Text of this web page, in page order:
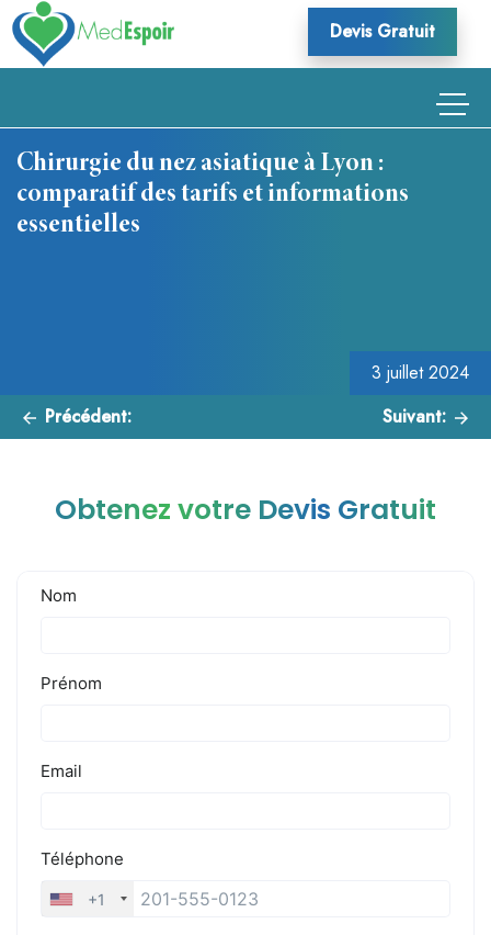
Skip
to
content
Devis Gratuit
Chirurgie du nez asiatique à Lyon :
comparatif des tarifs et informations
essentielles
3 juillet 2024
Précédent: Suivant:
Obtenez votre Devis Gratuit